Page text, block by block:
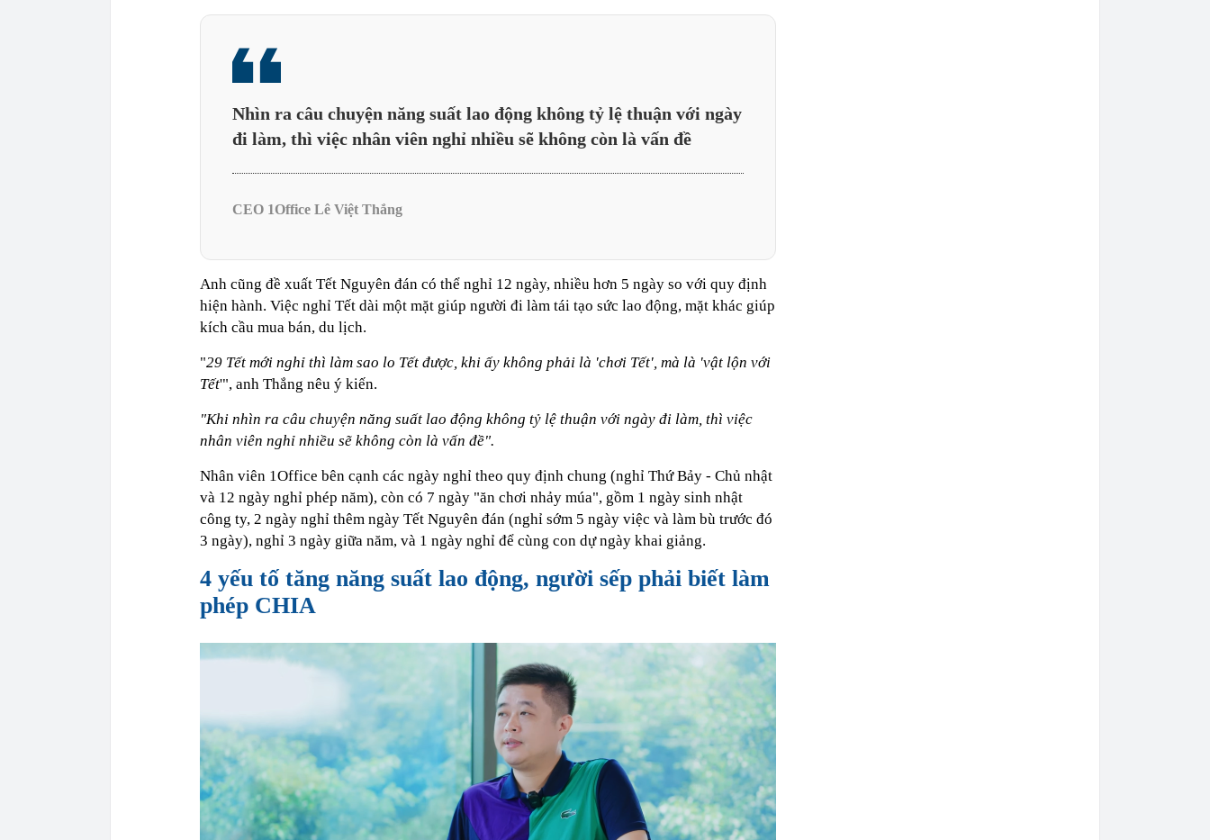
Nhìn ra câu chuyện năng suất lao động không tỷ lệ thuận với ngày
đi làm, thì việc nhân viên nghỉ nhiều sẽ không còn là vấn đề
CEO 1Office Lê Việt Thắng
Anh cũng đề xuất Tết Nguyên đán có thể nghỉ 12 ngày, nhiều hơn 5 ngày so với quy định
hiện hành. Việc nghỉ Tết dài một mặt giúp người đi làm tái tạo sức lao động, mặt khác giúp
kích cầu mua bán, du lịch.
"29 Tết mới nghỉ thì làm sao lo Tết được, khi ấy không phải là 'chơi Tết', mà là 'vật lộn với
Tết'", anh Thắng nêu ý kiến.
"Khi nhìn ra câu chuyện năng suất lao động không tỷ lệ thuận với ngày đi làm, thì việc
nhân viên nghỉ nhiều sẽ không còn là vấn đề".
Nhân viên 1Office bên cạnh các ngày nghỉ theo quy định chung (nghỉ Thứ Bảy - Chủ nhật
và 12 ngày nghỉ phép năm), còn có 7 ngày "ăn chơi nhảy múa", gồm 1 ngày sinh nhật
công ty, 2 ngày nghỉ thêm ngày Tết Nguyên đán (nghỉ sớm 5 ngày việc và làm bù trước đó
3 ngày), nghỉ 3 ngày giữa năm, và 1 ngày nghỉ để cùng con dự ngày khai giảng.
4 yếu tố tăng năng suất lao động, người sếp phải biết làm
phép CHIA